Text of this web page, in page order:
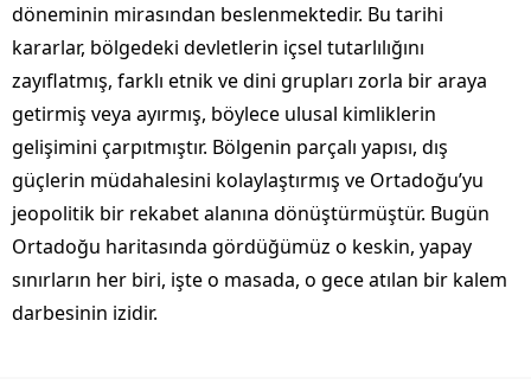
döneminin mirasından beslenmektedir. Bu tarihi
kararlar, bölgedeki devletlerin içsel tutarlılığını
zayıflatmış, farklı etnik ve dini grupları zorla bir araya
getirmiş veya ayırmış, böylece ulusal kimliklerin
gelişimini çarpıtmıştır. Bölgenin parçalı yapısı, dış
güçlerin müdahalesini kolaylaştırmış ve Ortadoğu’yu
jeopolitik bir rekabet alanına dönüştürmüştür. Bugün
Ortadoğu haritasında gördüğümüz o keskin, yapay
sınırların her biri, işte o masada, o gece atılan bir kalem
darbesinin izidir.